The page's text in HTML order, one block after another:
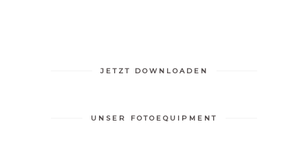
JETZT DOWNLOADEN
UNSER FOTOEQUIPMENT